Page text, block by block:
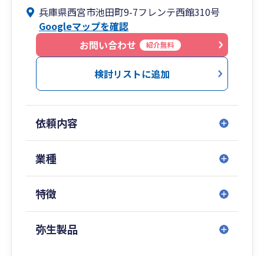
たきめ細かな対応。
◯ 英語、中国語、韓国語に対応可能 / 2016年より
国際税務への対応実績あり。
◯ 職員の入れ替わりが滅多にない！ / これも開業
当時からの特色です。
兵庫県西宮市池田町9-7フレンテ西館310号
Googleマップを確認
お問い合わせ
紹介無料
検討リストに追加
依頼内容
業種
特徴
弥生製品